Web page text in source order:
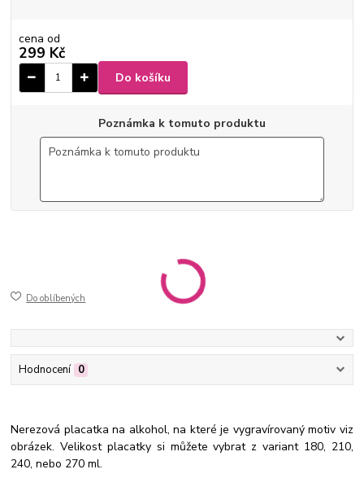
cena od
299 Kč
Do košíku
Poznámka k tomuto produktu
Do oblíbených
Hodnocení 0
Nerezová placatka na alkohol, na které je vygravírovaný motiv viz
obrázek. Velikost placatky si můžete vybrat z variant 180, 210,
240, nebo 270 ml.